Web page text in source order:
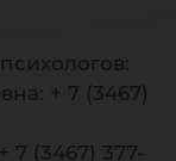
+ 7 (3467)
(3467) 377-